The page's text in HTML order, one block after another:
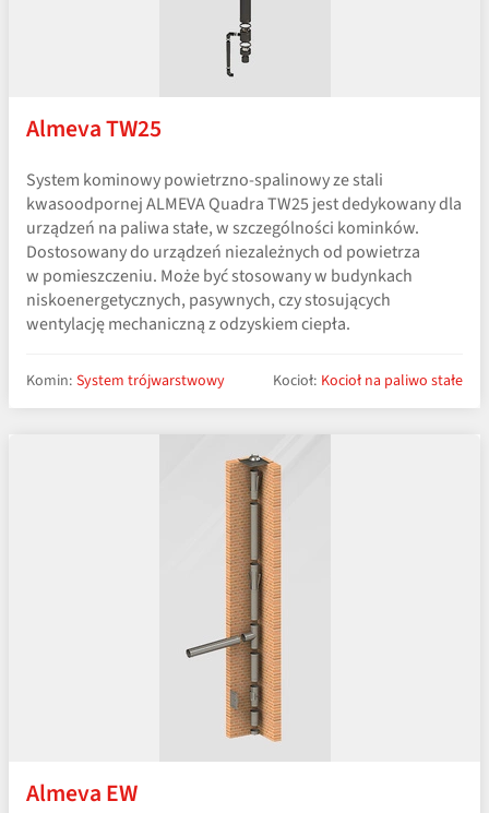
Almeva TW25
System kominowy powietrzno-spalinowy ze stali
kwasoodpornej ALMEVA Quadra TW25 jest dedykowany dla
urządzeń na paliwa stałe, w szczególności kominków.
Dostosowany do urządzeń niezależnych od powietrza
w pomieszczeniu. Może być stosowany w budynkach
niskoenergetycznych, pasywnych, czy stosujących
wentylację mechaniczną z odzyskiem ciepła.
Komin: System trójwarstwowy Kocioł: Kocioł na paliwo stałe
Almeva EW